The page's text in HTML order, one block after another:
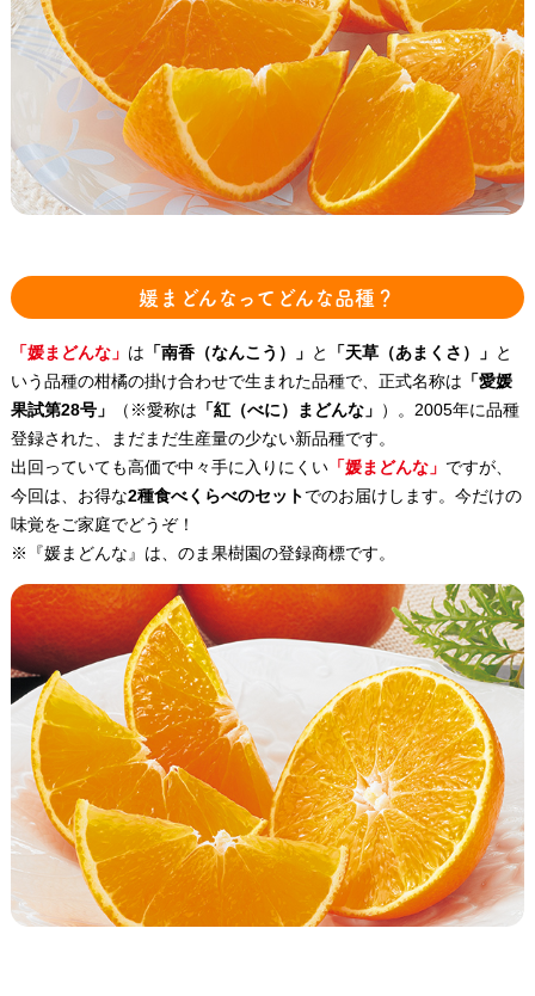
媛まどんなってどんな品種？
「媛まどんな」 は 「南香（なんこう）」 と 「天草（あまくさ）」 と
いう品種の柑橘の掛け合わせで生まれた品種で、正式名称は 「愛媛
果試第28号」
（※愛称は 「紅（べに）まどんな」 ）。2005年に品種
登録された、まだまだ生産量の少ない新品種です。
出回っていても高価で中々手に入りにくい「媛まどんな」 ですが、
今回は、お得な2種食べくらべのセット でのお届けします。今だけの
味覚をご家庭でどうぞ！
※『媛まどんな』は、のま果樹園の登録商標です。